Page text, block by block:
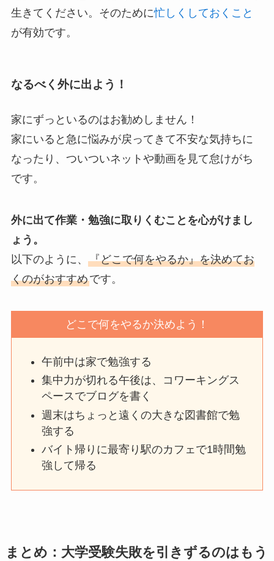
生きてください。そのために忙しくしておくこと
が有効です。
なるべく外に出よう！
家にずっといるのはお勧めしません！
家にいると急に悩みが戻ってきて不安な気持ちに
なったり、ついついネットや動画を見て怠けがち
です。
外に出て作業・勉強に取りくむことを心がけまし
ょう。
以下のように、 『どこで何をやるか』を決めてお
くのがおすすめです。
どこで何をやるか決めよう！
午前中は家で勉強する
集中力が切れる午後は、コワーキングス
ペースでブログを書く
週末はちょっと遠くの大きな図書館で勉
強する
バイト帰りに最寄り駅のカフェで1時間勉
強して帰る
まとめ：大学受験失敗を引きずるのはもう